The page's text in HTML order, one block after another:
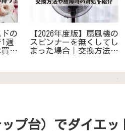
を繋
味と
好き
【2026年度版】回覧板を
早く回してもらうための
お願いの例文を紹介！遅
プ台）でダイエ